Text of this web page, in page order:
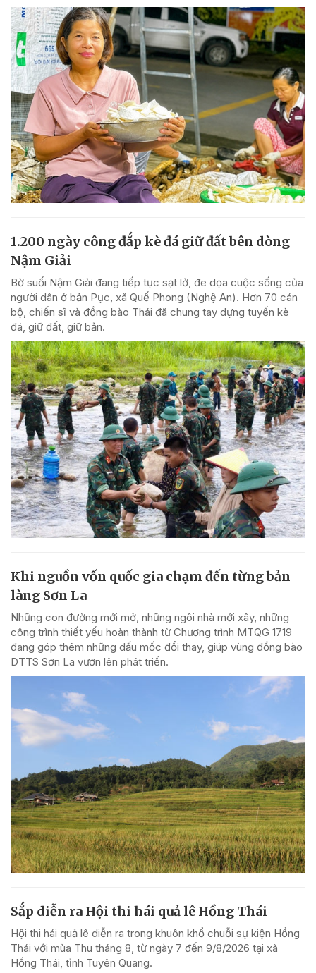
1.200 ngày công đắp kè đá giữ đất bên dòng
Nậm Giải
Bờ suối Nậm Giải đang tiếp tục sạt lở, đe dọa cuộc sống của
người dân ở bản Pục, xã Quế Phong (Nghệ An). Hơn 70 cán
bộ, chiến sĩ và đồng bào Thái đã chung tay dựng tuyến kè
đá, giữ đất, giữ bản.
Khi nguồn vốn quốc gia chạm đến từng bản
làng Sơn La
Những con đường mới mở, những ngôi nhà mới xây, những
công trình thiết yếu hoàn thành từ Chương trình MTQG 1719
đang góp thêm những dấu mốc đổi thay, giúp vùng đồng bào
DTTS Sơn La vươn lên phát triển.
Sắp diễn ra Hội thi hái quả lê Hồng Thái
Hội thi hái quả lê diễn ra trong khuôn khổ chuỗi sự kiện Hồng
Thái với mùa Thu tháng 8, từ ngày 7 đến 9/8/2026 tại xã
Hồng Thái, tỉnh Tuyên Quang.